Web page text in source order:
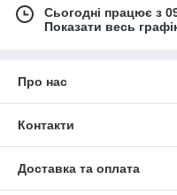
Сьогодні працює з
Показати весь
Про нас
Контакти
Доставка та оплата